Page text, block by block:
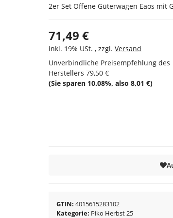
GTIN 4015615283102
Kategorie Piko Herbst 25
2er Set Offene Güterwagen Eaos mit
71,49 €
inkl. 19% USt. , zzgl. Versand
Unverbindliche Preisempfehlung des
Herstellers 79,50 €
(Sie sparen 10.08%, also 8,01 €)